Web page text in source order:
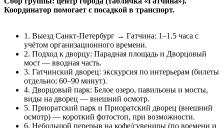
Координатор помогает с посадкой в транспорт.
1. Выезд Санкт‑Петербург → Гатчина: 1–1.5 часа с
учётом организационного времени.
2. Подход к дворцу: Парадная площадь и Дворцовый
мост — вводная часть.
3. Гатчинский дворец: экскурсия по интерьерам (билеты
отдельно; 60–90 минут).
4. Дворцовый парк: Белое озеро, павильоны и мосты,
виды на дворец — внешний осмотр.
5. Приоратский парк и Приоратский дворец (внешний
осмотр) — короткий фотостоп, при возможности.
6. Небольшой перерыв на кофе/сувениры (по времени и